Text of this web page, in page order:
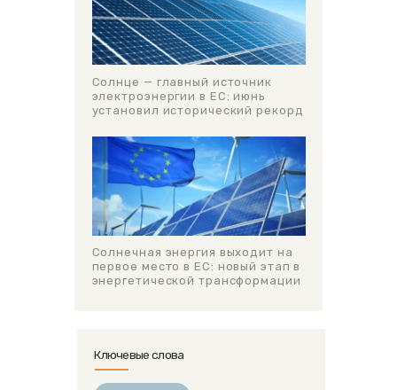
Солнце — главный источник
электроэнергии в ЕС: июнь
установил исторический рекорд
Солнечная энергия выходит на
первое место в ЕС: новый этап в
энергетической трансформации
Ключевые слова